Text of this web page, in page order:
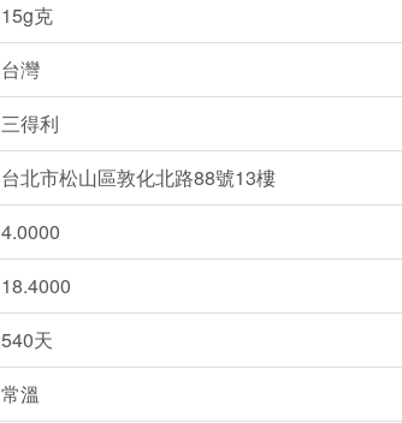
15g克
台灣
三得利
台北市松山區敦化北路88號13樓
4.0000
18.4000
540天
常溫